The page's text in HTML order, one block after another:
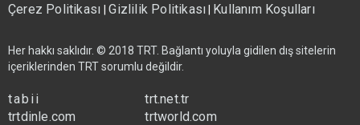
Çerez Politikası|Gizlilik Politikası| Kullanım Koşulları
Her hakkı saklıdır. © 2018 TRT. Bağlantı yoluyla gidilen dış sitelerin
içeriklerinden TRT sorumlu değildir.
tabii
trtdinle.com
trt.net.tr
trtworld.com